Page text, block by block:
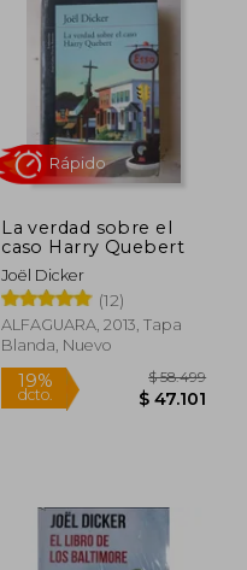
La verdad sobre el
caso Harry Quebert
Joël Dicker
(12)
ALFAGUARA, 2013, Tapa
Blanda, Nuevo
19%
dcto.
Rápido